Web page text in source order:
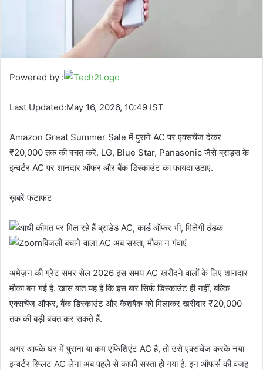
Powered by :
Last Updated:May 16, 2026, 10:49 IST
Amazon Great Summer Sale में पुराने AC पर एक्सचेंज देकर
₹20,000 तक की बचत करें. LG, Blue Star, Panasonic जैसे ब्रांड्स के
इन्वर्टर AC पर शानदार ऑफर और बैंक डिस्काउंट का फायदा उठाएं.
ख़बरें फटाफट
बिजली बचाने वाला AC अब सस्ता, मौका न गंवाएं
अमेज़न की ग्रेट समर सेल 2026 इस समय AC खरीदने वालों के लिए शानदार
मौका बन गई है. खास बात यह है कि इस बार सिर्फ डिस्काउंट ही नहीं, बल्कि
एक्सचेंज ऑफर, बैंक डिस्काउंट और कैशबैक को मिलाकर खरीदार ₹20,000
तक की बड़ी बचत कर सकते हैं.
अगर आपके घर में पुराना या कम एफिशिएंट AC है, तो उसे एक्सचेंज करके नया
इन्वर्टर स्प्लिट AC लेना अब पहले से काफी सस्ता हो गया है. इन ऑफर्स की वजह